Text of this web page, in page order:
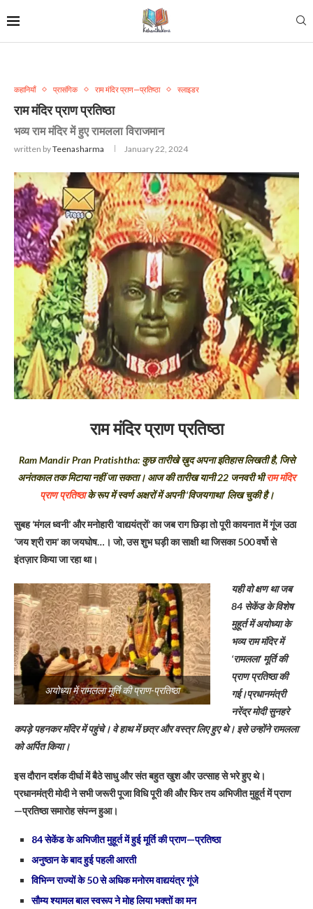
कहानियाँ प्रासंगिक राम मंदिर प्राण—प्रतिष्ठा स्लाइडर
राम मंदिर प्राण प्रतिष्ठा
भव्य राम मंदिर में हुए रामलला विराजमान
written byTeenasharma January 22, 2024
राम मंदिर प्राण प्रतिष्ठा
Ram Mandir Pran Pratishtha: कुछ तारीखे ख़ुद अपना इतिहास लिखती है, जिसे
अनंतकाल तक मिटाया नहीं जा सकता। आज की तारीख यानी 22 जनवरी भीराम मंदिर
प्राण प्रतिष्ठाके रूप में स्वर्ण अक्षरों में अपनी ‘विजयगाथा’ लिख चुकी है।
सुबह ‘मंगल ध्वनी’ और मनोहारी ‘वाद्ययंत्रों’ का जब राग छिड़ा तो पूरी कायनात में गूंज उठा
‘जय श्री राम’ का जयघोष…। जो, उस शुभ घड़ी का साक्षी था जिसका 500 वर्षो से
इंतज़ार किया जा रहा था।
अयोध्या में रामलला मूर्ति की प्राण-प्रतिष्ठा
यही वो क्षण था जब
84 सेकेंड के विशेष
मुहूर्त में अयोध्या के
भव्य राम मंदिर में
‘रामलला’ मूर्ति की
प्राण प्रतिष्ठा की
गई।प्रधानमंत्री
नरेंद्र मोदी सुनहरे
कपड़े पहनकर मंदिर में पहुंचे। वे हाथ में छत्र और वस्त्र लिए हुए थे। इसे उन्होंने रामलला
को अर्पित किया।
इस दौरान दर्शक दीर्घा में बैठे साधु और संत बहुत खुश और उत्साह से भरे हुए थे।
प्रधानमंत्री मोदी ने सभी जरूरी पूजा विधि पूरी की और फिर तय अभिजीत मुहूर्त में प्राण
—प्रतिष्ठा समारोह संपन्न हुआ।
84 सेकेंड के अभिजीत मुहूर्त में हुई मूर्ति की प्राण—प्रतिष्ठा
अनुष्ठान के बाद हुई पहली आरती
विभिन्न राज्यों के 50 से अधिक मनोरम वाद्ययंत्र गूंजे
सौम्य श्यामल बाल स्वरूप ने मोह लिया भक्तों का मन